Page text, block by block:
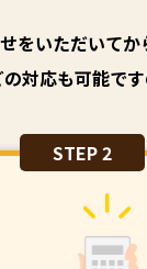
をいただいてか
対応も可能で
STEP 2